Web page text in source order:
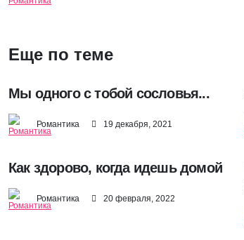
Еще по теме
Мы одного с тобой сословья...
Романтика 19 декабря, 2021
Как здорово, когда идешь домой
Романтика 20 февраля, 2022